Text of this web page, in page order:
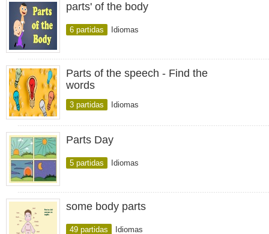
parts' of the body
6 partidas Idiomas
Parts of the speech - Find the
words
3 partidas Idiomas
Parts Day
5 partidas Idiomas
some body parts
49 partidas Idiomas